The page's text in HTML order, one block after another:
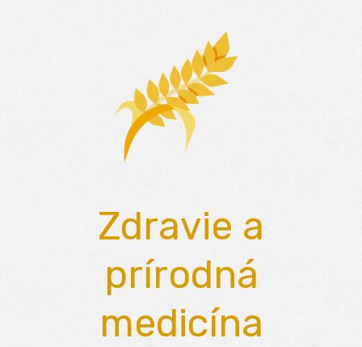
Zdravie a
prírodná
medicína